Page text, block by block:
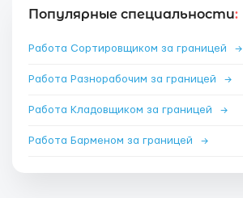
Популярные специальности:
Работа Сортировщиком за границей →
Работа Разнорабочим за границей →
Работа Кладовщиком за границей →
Работа Барменом за границей →